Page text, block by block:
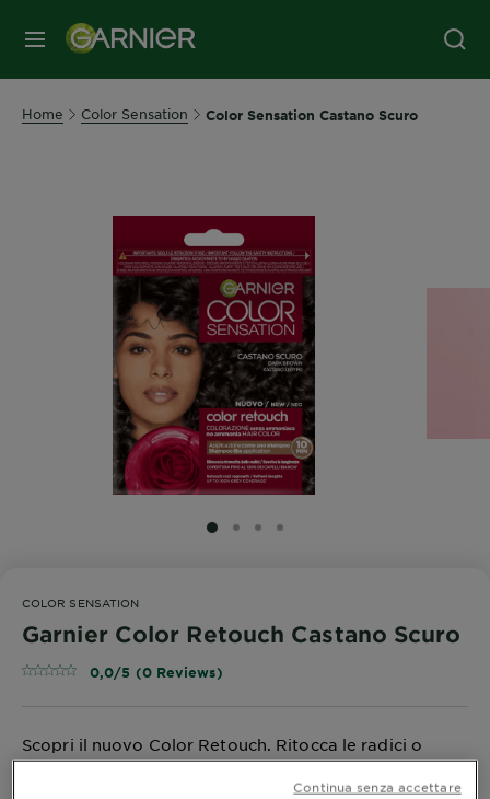
MENU
Home Color Sensation Color Sensation Castano Scuro
SLIDE 1
SLIDE 2
SLIDE 3
SLIDE 4
COLOR SENSATION
Garnier Color Retouch Castano Scuro
0,0/5 (0 Reviews)
Scopri il nuovo Color Retouch. Ritocca le radici o
ravviva le lunghezze in soli 10 minuti! Fino a 4
settimane* di colore perfetto e fino al 100% copertura
Continua senza accettare